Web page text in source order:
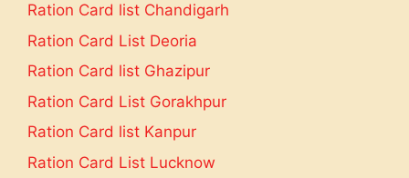
Ration Card list Chandigarh
Ration Card List Deoria
Ration Card list Ghazipur
Ration Card List Gorakhpur
Ration Card list Kanpur
Ration Card List Lucknow